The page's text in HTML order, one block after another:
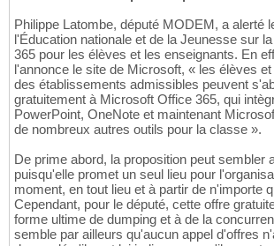
Philippe Latombe, député MODEM, a alerté
l'Éducation nationale et de la Jeunesse sur
365 pour les élèves et les enseignants. En
l'annonce le site de Microsoft, « les élèves
des établissements admissibles peuvent
gratuitement à Microsoft Office 365, qui
PowerPoint, OneNote et maintenant
de nombreux autres outils pour la classe ».
De prime abord, la proposition peut sembler
puisqu'elle promet un seul lieu pour
moment, en tout lieu et à partir de n'importe
Cependant, pour le député, cette offre
forme ultime de dumping et à de la
semble par ailleurs qu'aucun appel d'offres